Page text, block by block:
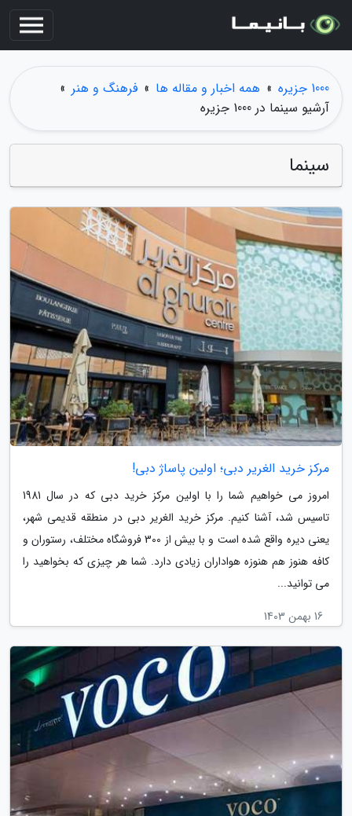
1000 جزیره » همه اخبار و مقاله ها » فرهنگ و هنر »
آرشیو سینما در 1000 جزیره
سینما
مرکز خرید الغریر دبی؛ اولین پاساژ دبی!
امروز می خواهیم شما را با اولین مرکز خرید دبی که در سال 1981
تاسیس شد، آشنا کنیم. مرکز خرید الغریر دبی در منطقه قدیمی شهر،
یعنی دیره واقع شده است و با بیش از 300 فروشگاه مختلف، رستوران و
کافه هنوز هم هنوزه هواداران زیادی دارد. شما هر چیزی که بخواهید را
می توانید...
16 بهمن 1403